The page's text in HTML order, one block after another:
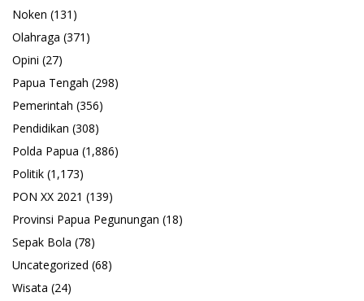
Noken (131)
Olahraga (371)
Opini (27)
Papua Tengah (298)
Pemerintah (356)
Pendidikan (308)
Polda Papua (1,886)
Politik (1,173)
PON XX 2021 (139)
Provinsi Papua Pegunungan (18)
Sepak Bola (78)
Uncategorized (68)
Wisata (24)